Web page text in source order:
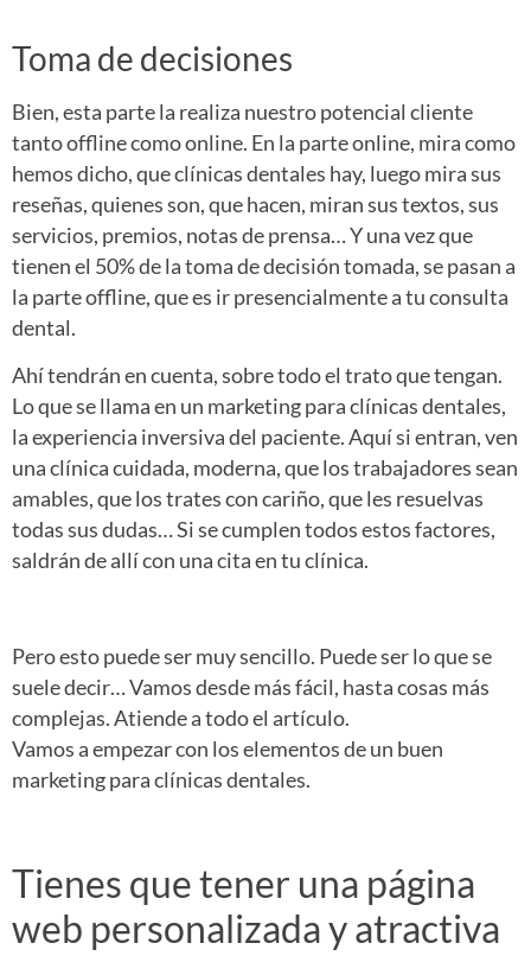
Toma de decisiones
Bien, esta parte la realiza nuestro potencial cliente
tanto offline como online. En la parte online, mira como
hemos dicho, que clínicas dentales hay, luego mira sus
reseñas, quienes son, que hacen, miran sus textos, sus
servicios, premios, notas de prensa… Y una vez que
tienen el 50% de la toma de decisión tomada, se pasan a
la parte offline, que es ir presencialmente a tu consulta
dental.
Ahí tendrán en cuenta, sobre todo el trato que tengan.
Lo que se llama en un marketing para clínicas dentales,
la experiencia inversiva del paciente. Aquí si entran, ven
una clínica cuidada, moderna, que los trabajadores sean
amables, que los trates con cariño, que les resuelvas
todas sus dudas… Si se cumplen todos estos factores,
saldrán de allí con una cita en tu clínica.
Pero esto puede ser muy sencillo. Puede ser lo que se
suele decir… Vamos desde más fácil, hasta cosas más
complejas. Atiende a todo el artículo.
Vamos a empezar con los elementos de un buen
marketing para clínicas dentales.
Tienes que tener una página
web personalizada y atractiva